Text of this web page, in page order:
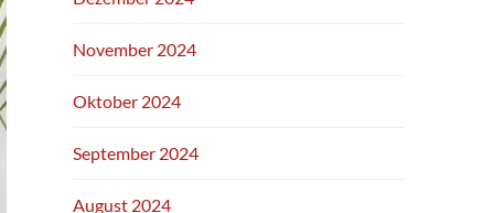
November 2024
Oktober 2024
September 2024
August 2024